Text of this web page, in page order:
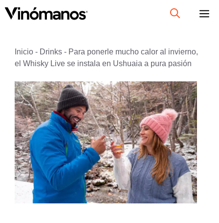
Inicio - Drinks - Para ponerle mucho calor al invierno,
el Whisky Live se instala en Ushuaia a pura pasión